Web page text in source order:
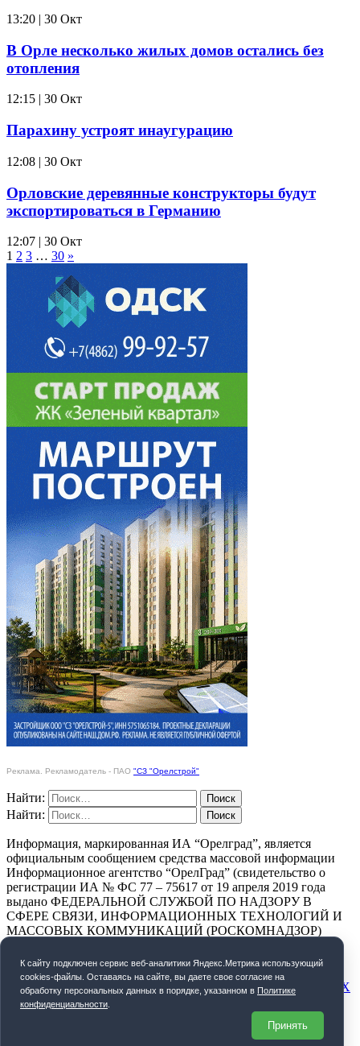
13:20 | 30 Окт
В Орле несколько жилых домов остались без
отопления
12:15 | 30 Окт
Парахину устроят инаугурацию
12:08 | 30 Окт
Орловские деревянные конструкторы будут
экспортироваться в Германию
12:07 | 30 Окт
1 2 3 … 30 »
Реклама. Рекламодатель - ПАО "СЗ "Орелстрой"
Найти:
Найти:
Информация, маркированная ИА “Орелград”, является
официальным сообщением средства массовой информации
Информационное агентство “ОрелГрад” (свидетельство о
регистрации ИА № ФС 77 – 75617 от 19 апреля 2019 года
выдано ФЕДЕРАЛЬНОЙ СЛУЖБОЙ ПО НАДЗОРУ В
СФЕРЕ СВЯЗИ, ИНФОРМАЦИОННЫХ ТЕХНОЛОГИЙ И
МАССОВЫХ КОММУНИКАЦИЙ (РОСКОМНАДЗОР)
ПОЛИТИКА КОНФИДЕНЦИАЛЬНОСТИ
СОГЛАСИЕ НА ОБРАБОТКУ ПЕРСОНАЛЬНЫХ ДАННЫХ
К cайту подключен сервис веб-аналитики Яндекс.Метрика использующий
cookies-файлы. Оставаясь на сайте, вы даете свое согласие на
обработку персональных данных в порядке, указанном в Политике
конфиденциальности
Принять